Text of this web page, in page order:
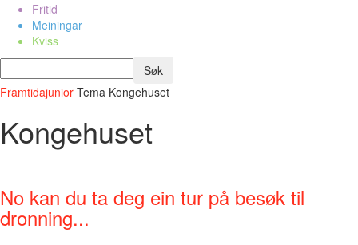
Fritid
Meiningar
Kviss
Framtidajunior Tema Kongehuset
Kongehuset
No kan du ta deg ein tur på besøk til
dronning...